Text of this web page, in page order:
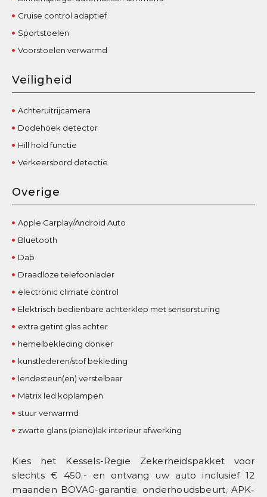
Cruise control adaptief
Sportstoelen
Voorstoelen verwarmd
Veiligheid
Achteruitrijcamera
Dodehoek detector
Hill hold functie
Verkeersbord detectie
Overige
Apple Carplay/Android Auto
Bluetooth
Dab
Draadloze telefoonlader
electronic climate control
Elektrisch bedienbare achterklep met sensorsturing
extra getint glas achter
hemelbekleding donker
kunstlederen/stof bekleding
lendesteun(en) verstelbaar
Matrix led koplampen
stuur verwarmd
zwarte glans (piano)lak interieur afwerking
Kies het Kessels-Regie Zekerheidspakket voor
slechts € 450,- en ontvang uw auto inclusief 12
maanden BOVAG-garantie, onderhoudsbeurt, APK-